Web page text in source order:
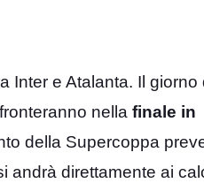
Inter e Atalanta. Il giorno
nella finale in
della Supercoppa
andrà direttamente ai